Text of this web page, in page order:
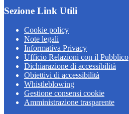
Sezione Link Utili
Cookie policy
Note legali
Informativa Privacy
Ufficio Relazioni con il Pubblico
Dichiarazione di accessibilità
Obiettivi di accessibilità
Whistleblowing
Gestione consensi cookie
Amministrazione trasparente